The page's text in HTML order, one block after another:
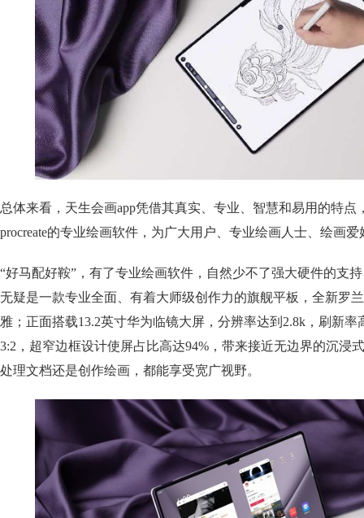
总体来看，天生会画app凭借其真实、专业、智慧和易用的特点
procreate的专业绘画软件，为广大用户、专业绘画人士、绘画
“好马配好鞍”，有了专业绘画软件，自然少不了强大硬件的支持
无疑是一款专业全面、有着大师级创作力的旗舰平板，全新罗
雅；正面搭载13.2英寸华为临镜大屏，分辨率达到2.8k，刷新率
3:2，超窄边框设计使屏占比高达94%，带来接近无边界的沉浸
处理文档还是创作绘画，都能享受宽广视野。